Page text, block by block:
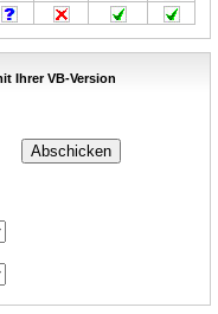
Ihrer VB-Version